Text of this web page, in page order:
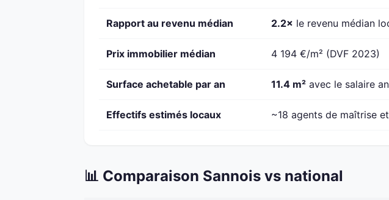
Rapport au revenu médian 2.2× le revenu médian
Prix immobilier médian 4 194 €/m² (DVF 2023)
Surface achetable par an 11.4 m² avec le salaire
Effectifs estimés locaux ~18 agents de maîtrise
📊 Comparaison Sannois vs national